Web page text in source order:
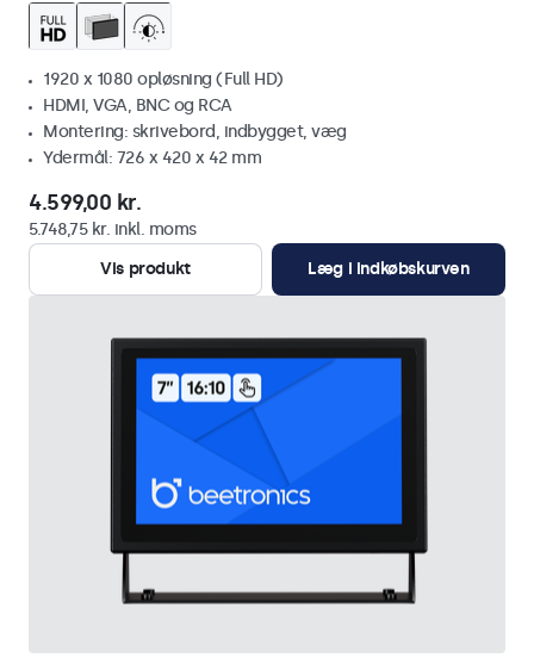
1920 x 1080 opløsning (Full HD)
HDMI, VGA, BNC og RCA
Montering: skrivebord, indbygget, væg
Ydermål: 726 x 420 x 42 mm
4.599,00 kr.
5.748,75 kr. inkl. moms
Vis produkt
Læg i indkøbskurven